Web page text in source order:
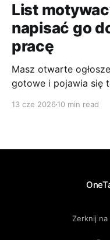
List
napisać go
pracę
Masz otwarte
gotowe i pojawia się
13 cze 2026 10 min read
Zerknij